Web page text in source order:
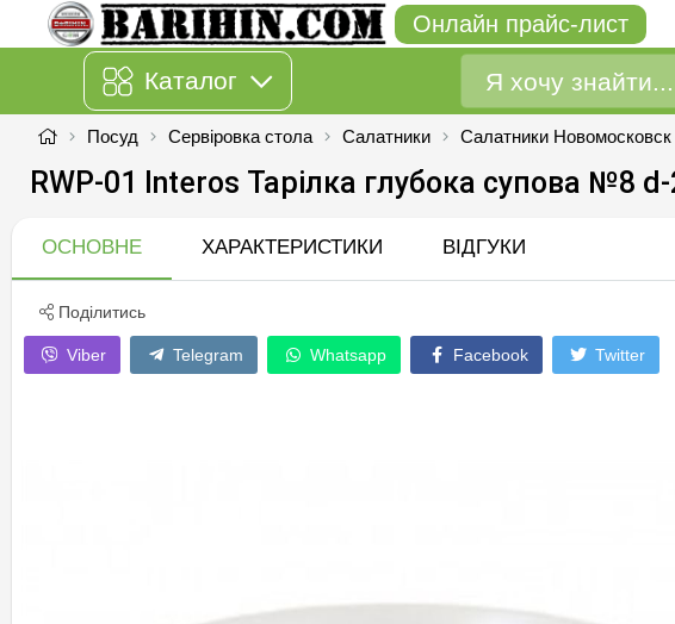
Онлайн прайс-лист
Каталог
Посуд Сервіровка стола Салатники Салатники Новомосковск
RWP-01 Interos Тарілка глубока супова №8
ОСНОВНЕ ХАРАКТЕРИСТИКИ ВІДГУКИ
Поділитись
Viber Telegram Whatsapp Facebook Twitter